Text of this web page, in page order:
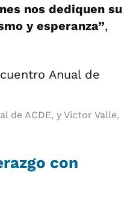
nos dediquen su
y esperanza”,
de ACDE, y Víctor Valle,
con